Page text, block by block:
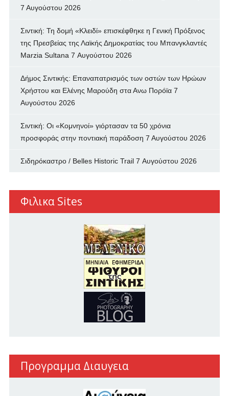
7 Αυγούστου 2026
Σιντική: Τη δομή «Κλειδί» επισκέφθηκε η Γενική Πρόξενος
της Πρεσβείας της Λαϊκής Δημοκρατίας του Μπανγκλαντές
Marzia Sultana 7 Αυγούστου 2026
Δήμος Σιντικής: Επαναπατρισμός των oστών των Ηρώων
Χρήστου και Ελένης Μαρούδη στα Ανω Πορόϊα 7
Αυγούστου 2026
Σιντική: Οι «Κομνηνοί» γιόρτασαν τα 50 χρόνια
προσφοράς στην ποντιακή παράδοση 7 Αυγούστου 2026
Σιδηρόκαστρο / Belles Historic Trail 7 Αυγούστου 2026
Φιλικα Sites
Προγραμμα Διαυγεια